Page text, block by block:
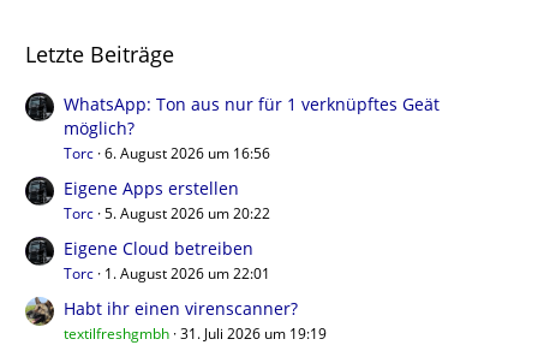
Letzte Beiträge
WhatsApp: Ton aus nur für 1 verknüpftes Geät
möglich?
Torc 6. August 2026 um 16:56
Eigene Apps erstellen
Torc 5. August 2026 um 20:22
Eigene Cloud betreiben
Torc 1. August 2026 um 22:01
Habt ihr einen virenscanner?
textilfreshgmbh 31. Juli 2026 um 19:19